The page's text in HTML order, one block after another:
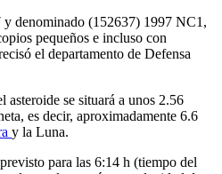
denominado (152637) 1997 NC1,
pequeños e incluso con
el departamento de Defensa
asteroide se situará a unos 2.56
es decir, aproximadamente 6.6
y la Luna.
para las 6:14 h (tiempo del